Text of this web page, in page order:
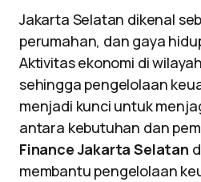
Jakarta Selatan dikenal
perumahan, dan gaya
Aktivitas ekonomi di
sehingga pengelolaan
menjadi kunci untuk
antara kebutuhan dan
Finance Jakarta Selatan
membantu pengelolaan